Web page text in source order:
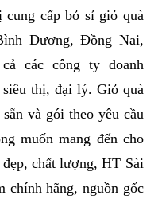
cấp bỏ sỉ giỏ quà
Dương, Đồng Nai,
các công ty doanh
siêu thị, đại lý. Giỏ quà
và gói theo yêu cầu
muốn mang đến cho
chất lượng, HT Sài
chính hãng, nguồn gốc